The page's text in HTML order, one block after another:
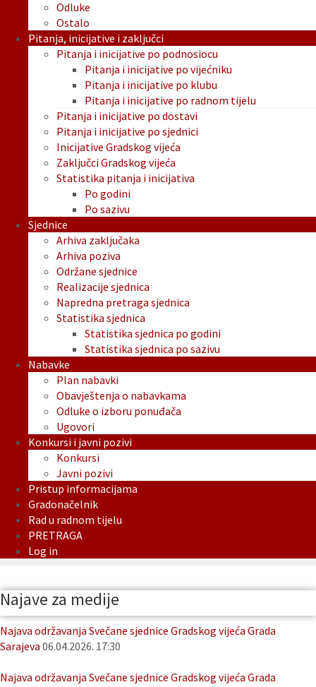
Odluke
Ostalo
Pitanja, inicijative i zaključci
Pitanja i inicijative po podnosiocu
Pitanja i inicijative po vijećniku
Pitanja i inicijative po klubu
Pitanja i inicijative po radnom tijelu
Pitanja i inicijative po dostavi
Pitanja i inicijative po sjednici
Inicijative Gradskog vijeća
Zaključci Gradskog vijeća
Statistika pitanja i inicijativa
Po godini
Po sazivu
Sjednice
Arhiva zaključaka
Arhiva poziva
Održane sjednice
Realizacije sjednica
Napredna pretraga sjednica
Statistika sjednica
Statistika sjednica po godini
Statistika sjednica po sazivu
Nabavke
Plan nabavki
Obavještenja o nabavkama
Odluke o izboru ponuđača
Ugovori
Konkursi i javni pozivi
Konkursi
Javni pozivi
Pristup informacijama
Gradonačelnik
Rad u radnom tijelu
PRETRAGA
Log in
Najave za medije
Najava održavanja Svečane sjednice Gradskog vijeća Grada
Sarajeva 06.04.2026. 17:30
Najava održavanja Svečane sjednice Gradskog vijeća Grada